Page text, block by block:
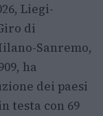
Liegi-
di
Sanremo,
ha
dei paesi
testa con 69